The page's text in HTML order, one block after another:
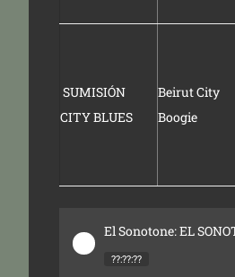
SUMISIÓN
CITY BLUES
Beirut City
Boogie
El Sonotone: EL
??:??:??